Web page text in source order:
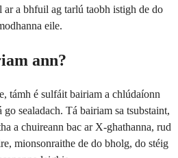
ar a bhfuil ag tarlú taobh istigh de do
eile.
ann?
támh é sulfáit bairiam a chlúdaíonn
sealadach. Tá bairiam sa tsubstaint,
a chuireann bac ar X-ghathanna, rud
mionsonraithe de do bholg, do stéig